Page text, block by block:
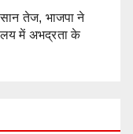
तेज, भाजपा ने
में अभद्रता के